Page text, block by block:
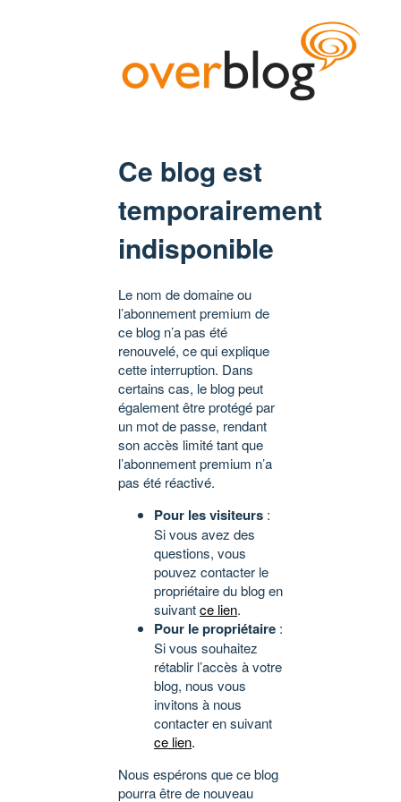
Ce blog est
temporairement
indisponible
Le nom de domaine ou
l’abonnement premium de
ce blog n’a pas été
renouvelé, ce qui explique
cette interruption. Dans
certains cas, le blog peut
également être protégé par
un mot de passe, rendant
son accès limité tant que
l’abonnement premium n’a
pas été réactivé.
Pour les visiteurs :
Si vous avez des
questions, vous
pouvez contacter le
propriétaire du blog en
suivantce lien.
Pour le propriétaire :
Si vous souhaitez
rétablir l’accès à votre
blog, nous vous
invitons à nous
contacter en suivant
ce lien.
Nous espérons que ce blog
pourra être de nouveau